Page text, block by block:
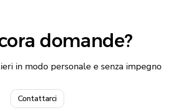
domande?
in modo personale e senza impegno
Contattarci